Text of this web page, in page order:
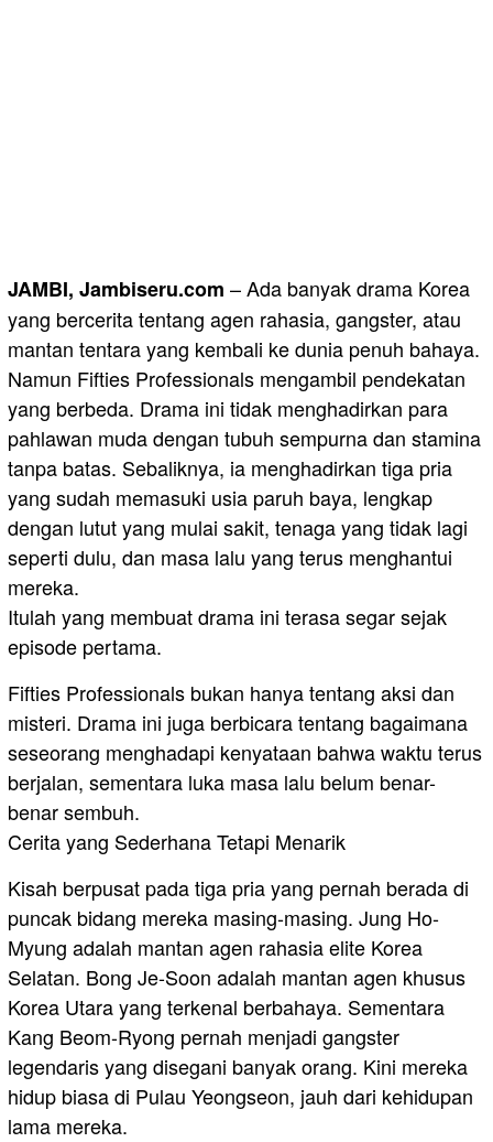
JAMBI, Jambiseru.com – Ada banyak drama Korea
yang bercerita tentang agen rahasia, gangster, atau
mantan tentara yang kembali ke dunia penuh bahaya.
Namun Fifties Professionals mengambil pendekatan
yang berbeda. Drama ini tidak menghadirkan para
pahlawan muda dengan tubuh sempurna dan stamina
tanpa batas. Sebaliknya, ia menghadirkan tiga pria
yang sudah memasuki usia paruh baya, lengkap
dengan lutut yang mulai sakit, tenaga yang tidak lagi
seperti dulu, dan masa lalu yang terus menghantui
mereka.
Itulah yang membuat drama ini terasa segar sejak
episode pertama.
Fifties Professionals bukan hanya tentang aksi dan
misteri. Drama ini juga berbicara tentang bagaimana
seseorang menghadapi kenyataan bahwa waktu terus
berjalan, sementara luka masa lalu belum benar-
benar sembuh.
Cerita yang Sederhana Tetapi Menarik
Kisah berpusat pada tiga pria yang pernah berada di
puncak bidang mereka masing-masing. Jung Ho-
Myung adalah mantan agen rahasia elite Korea
Selatan. Bong Je-Soon adalah mantan agen khusus
Korea Utara yang terkenal berbahaya. Sementara
Kang Beom-Ryong pernah menjadi gangster
legendaris yang disegani banyak orang. Kini mereka
hidup biasa di Pulau Yeongseon, jauh dari kehidupan
lama mereka.